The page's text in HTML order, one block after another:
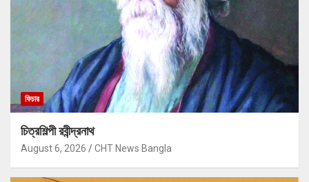
ফিচার
চিত্রশিল্পী রবীন্দ্রনাথ
August 6, 2026 CHT News Bangla